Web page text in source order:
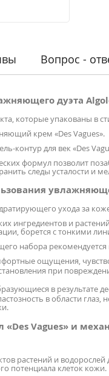
дуэта
которые упакованы в
крем «Des Vagues».
контур для век «Des
формул позволит
следы усталости и
ухода за
ингредиентов и
борется с тонкими
набора
ощущения,
при
в результате
в области
Vagues» и
растений и
потенциала клеток кожи.
Вопрос -